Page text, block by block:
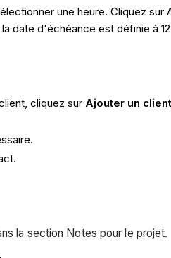
une heure. Cliquez sur
date d'échéance est définie à
cliquez sur Ajouter un client
la section Notes pour le projet.